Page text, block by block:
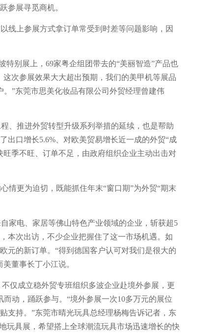
参展寻觅商机。
线上参展方式拿订单常受到时差等问题影响，因
特别展上，69家粤企组团带去的“美丽智造”产品也
次参展效果大大超出预期，我们的美甲机等展品
”东莞市思美化妆品有限公司外贸经理曾建伟
、推进外贸转型升级系列举措的延续，也是帮助
出口增长5.6%、对欧美贸易增长近一成的外贸“成
季不旺、订单不足，由政府组织企业主动出击对
情更为迫切，既能抓住年末“窗口期”为外贸“期末
家电、家居等佛山特色产业领域的企业，斩获超5
本次出访，不少企业把握住了这一市场机遇。如
元的新订单。“得到德国客户认可对我们是很大的
董事长丁小江说。
仅成立稳外贸专班组织多波企业赴境外参展，更
动，踊跃参与。“境外参展一次10多万元的展位
支持。”东莞市晴光玩具总经理杨梅告诉记者，东
玩具展，希望搭上全球潮流玩具市场迅速增长的快